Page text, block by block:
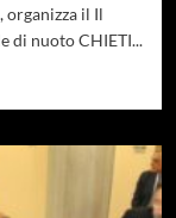
organizza il Il
di nuoto CHIETI...